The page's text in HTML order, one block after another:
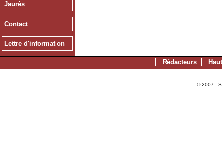
Jaurès
Contact
Lettre d'information
Rédacteurs
© 2007 -